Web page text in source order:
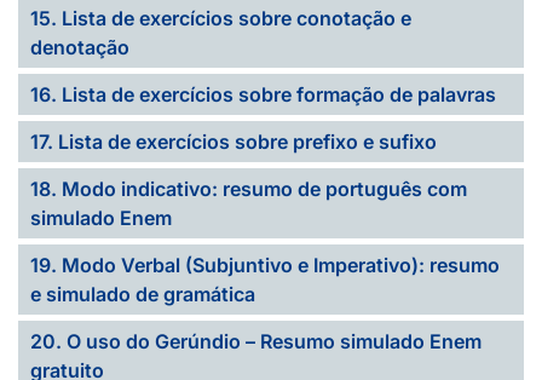
15. Lista de exercícios sobre conotação e
denotação
16. Lista de exercícios sobre formação de palavras
17. Lista de exercícios sobre prefixo e sufixo
18. Modo indicativo: resumo de português com
simulado Enem
19. Modo Verbal (Subjuntivo e Imperativo): resumo
e simulado de gramática
20. O uso do Gerúndio – Resumo simulado Enem
gratuito